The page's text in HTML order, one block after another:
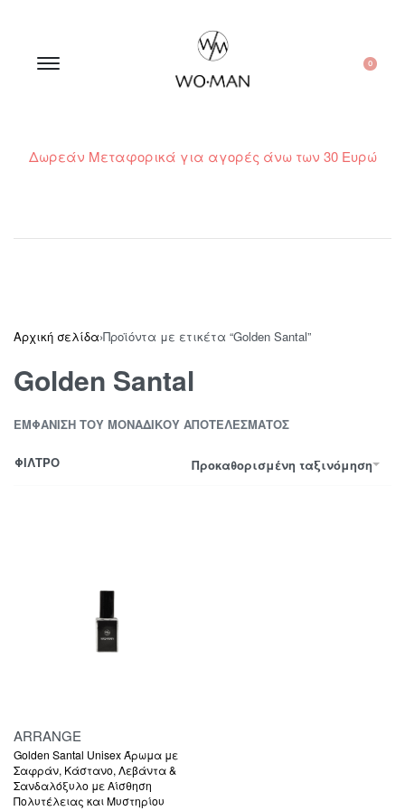
0
Δωρεάν Μεταφορικά για αγορές άνω των 30 Ευρώ
Αρχική σελίδα›Προϊόντα με ετικέτα “Golden Santal”
Golden Santal
ΕΜΦΆΝΙΣΗ ΤΟΥ ΜΟΝΑΔΙΚΟΎ ΑΠΟΤΕΛΈΣΜΑΤΟΣ
Προκαθορισμένη ταξινόμηση
ΦΙΛΤΡΟ
ARRANGE
Golden Santal Unisex Άρωμα με
Σαφράν, Κάστανο, Λεβάντα &
Σανδαλόξυλο με Αίσθηση
Πολυτέλειας και Μυστηρίου